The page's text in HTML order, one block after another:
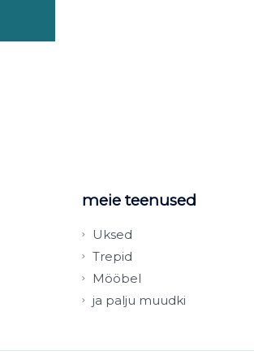
meie teenused
Uksed
Trepid
Mööbel
ja palju muudki